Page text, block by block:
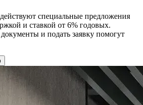
специальные предложения
и ставкой от 6% годовых.
и подать заявку помогут